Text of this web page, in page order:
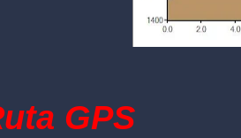
GPS